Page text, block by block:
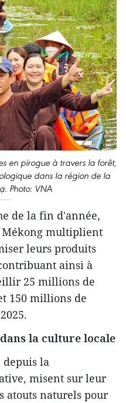
en pirogue à travers la forêt,
dans la région de la
Photo: VNA
de la fin d'année,
Mékong multiplient
leurs produits
ainsi à
25 millions de
150 millions de
la culture locale
depuis la
misent sur leur
atouts naturels pour